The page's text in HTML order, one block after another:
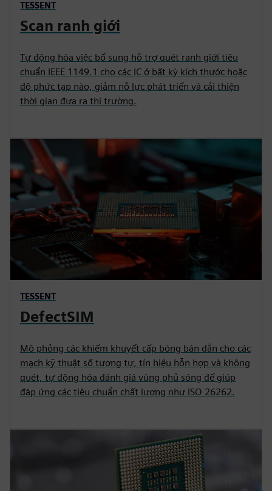
TESSENT
Scan ranh giới
Tự động hóa việc bổ sung hỗ trợ quét ranh giới tiêu
chuẩn IEEE 1149.1 cho các IC ở bất kỳ kích thước hoặc
độ phức tạp nào, giảm nỗ lực phát triển và cải thiện
thời gian đưa ra thị trường.
TESSENT
DefectSIM
Mô phỏng các khiếm khuyết cấp bóng bán dẫn cho các
mạch kỹ thuật số tương tự, tín hiệu hỗn hợp và không
quét, tự động hóa đánh giá vùng phủ sóng để giúp
đáp ứng các tiêu chuẩn chất lượng như ISO 26262.